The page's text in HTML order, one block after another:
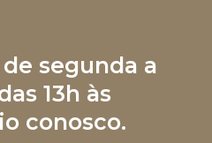
segunda a
13h às
conosco.